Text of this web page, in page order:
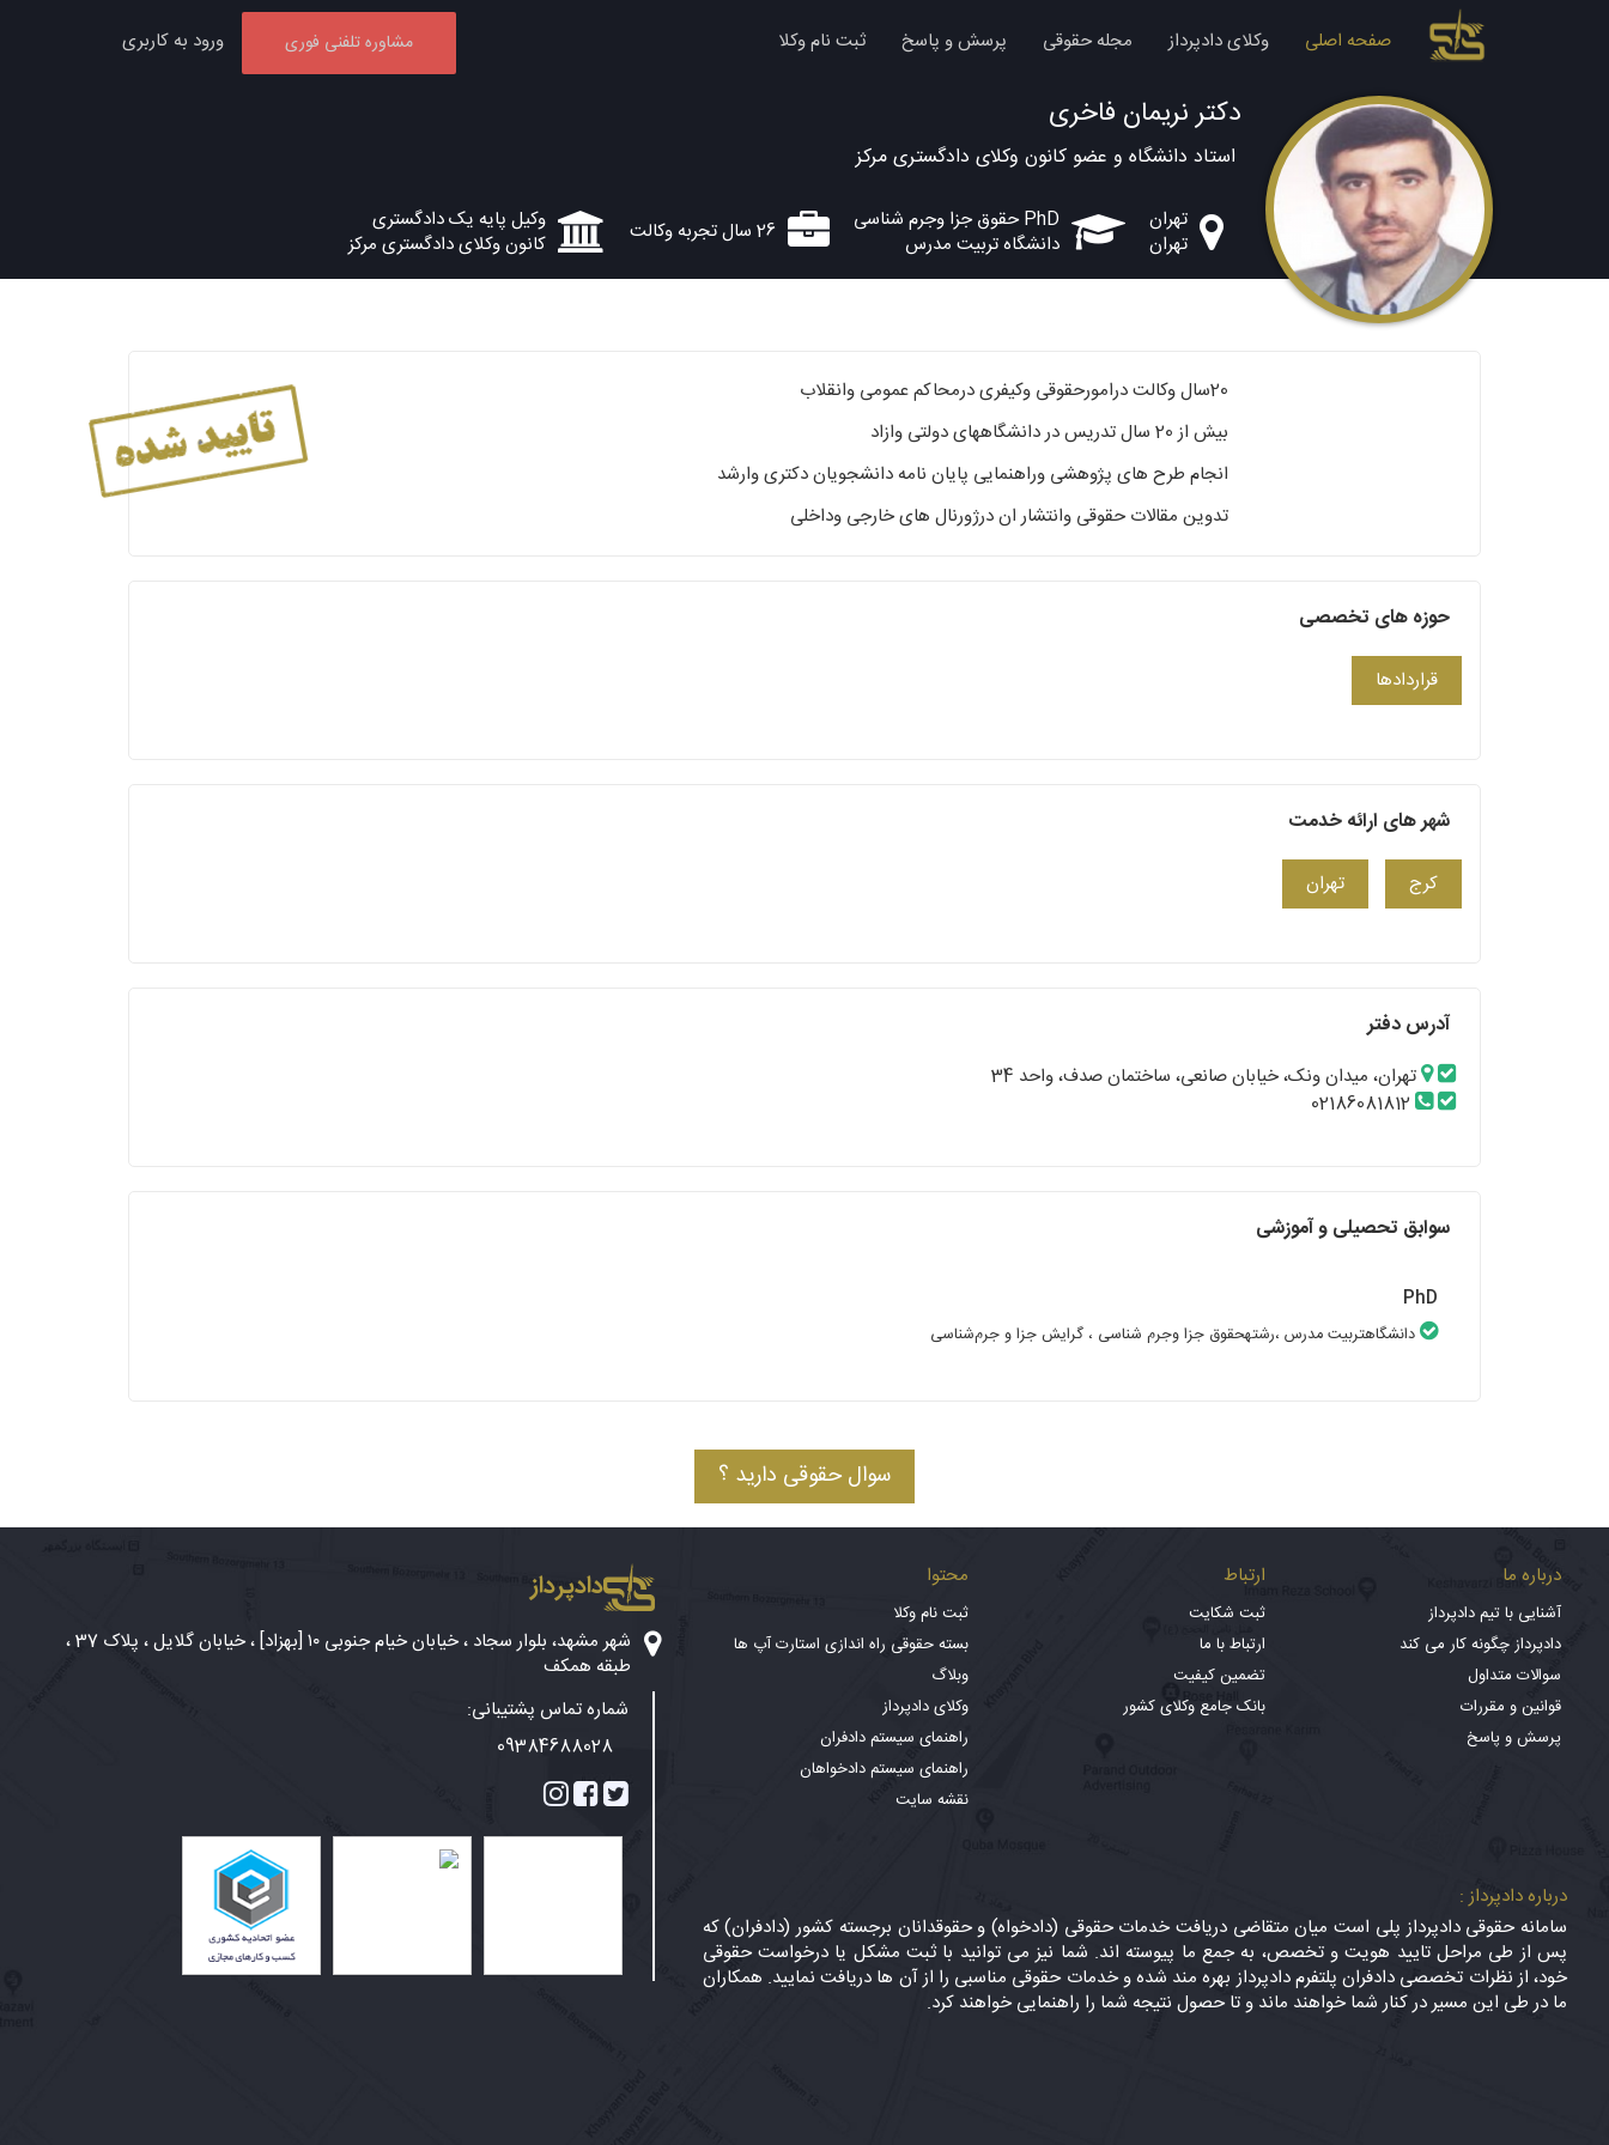
صفحه اصلی وکلای دادپرداز مجله حقوقی پرسش و پاسخ ثبت نام وکلا مشاوره تلفنی فوری ورود به کاربری
دکتر نریمان فاخری
استاد دانشگاه و عضو کانون وکلای دادگستری مرکز
تهران
تهران
PhD حقوق جزا وجرم شناسی
دانشگاه تربیت مدرس
26 سال تجربه وکالت
وکیل پایه یک دادگستری
کانون وکلای دادگستری مرکز
20سال وکالت درامورحقوقی وکیفری درمحاکم عمومی وانقلاب
بیش از 20 سال تدریس در دانشگاههای دولتی وازاد
انجام طرح های پژوهشی وراهنمایی پایان نامه دانشجویان دکتری وارشد
تدوین مقالات حقوقی وانتشار ان درژورنال های خارجی وداخلی
حوزه های تخصصی
قراردادها
شهر های ارائه خدمت
کرج تهران
آدرس دفتر
تهران، میدان ونک، خیابان صانعی، ساختمان صدف، واحد 34
02186081812
سوابق تحصیلی و آموزشی
PhD
دانشگاهتربیت مدرس ،رشتهحقوق جزا وجرم شناسی ، گرایش جزا و جرم‌شناسی
سوال حقوقی دارید ؟
درباره ما
آشنایی با تیم دادپرداز
دادپرداز چگونه کار می کند
سوالات متداول
قوانین و مقررات
پرسش و پاسخ
ارتباط
ثبت شکایت
ارتباط با ما
تضمین کیفیت
بانک جامع وکلای کشور
محتوا
ثبت نام وکلا
بسته حقوقی راه اندازی استارت آپ ها
وبلاگ
وکلای دادپرداز
راهنمای سیستم دادفران
راهنمای سیستم دادخواهان
نقشه سایت
درباره دادپرداز :
سامانه حقوقی دادپرداز پلی است میان متقاضی دریافت خدمات حقوقی (دادخواه) و حقوقدانان برجسته کشور (دادفران) که
پس از طی مراحل تایید هویت و تخصص، به جمع ما پیوسته اند. شما نیز می توانید با ثبت مشکل یا درخواست حقوقی
خود، از نظرات تخصصی دادفران پلتفرم دادپرداز بهره مند شده و خدمات حقوقی مناسبی را از آن ها دریافت نمایید. همکاران
ما در طی این مسیر در کنار شما خواهند ماند و تا حصول نتیجه شما را راهنمایی خواهند کرد.
دادپرداز
شهر مشهد، بلوار سجاد ، خیابان خیام جنوبی ۱۰ [بهزاد] ، خیابان گلایل ، پلاک 37 ،
طبقه همکف
شماره تماس پشتیبانی:
09384688028